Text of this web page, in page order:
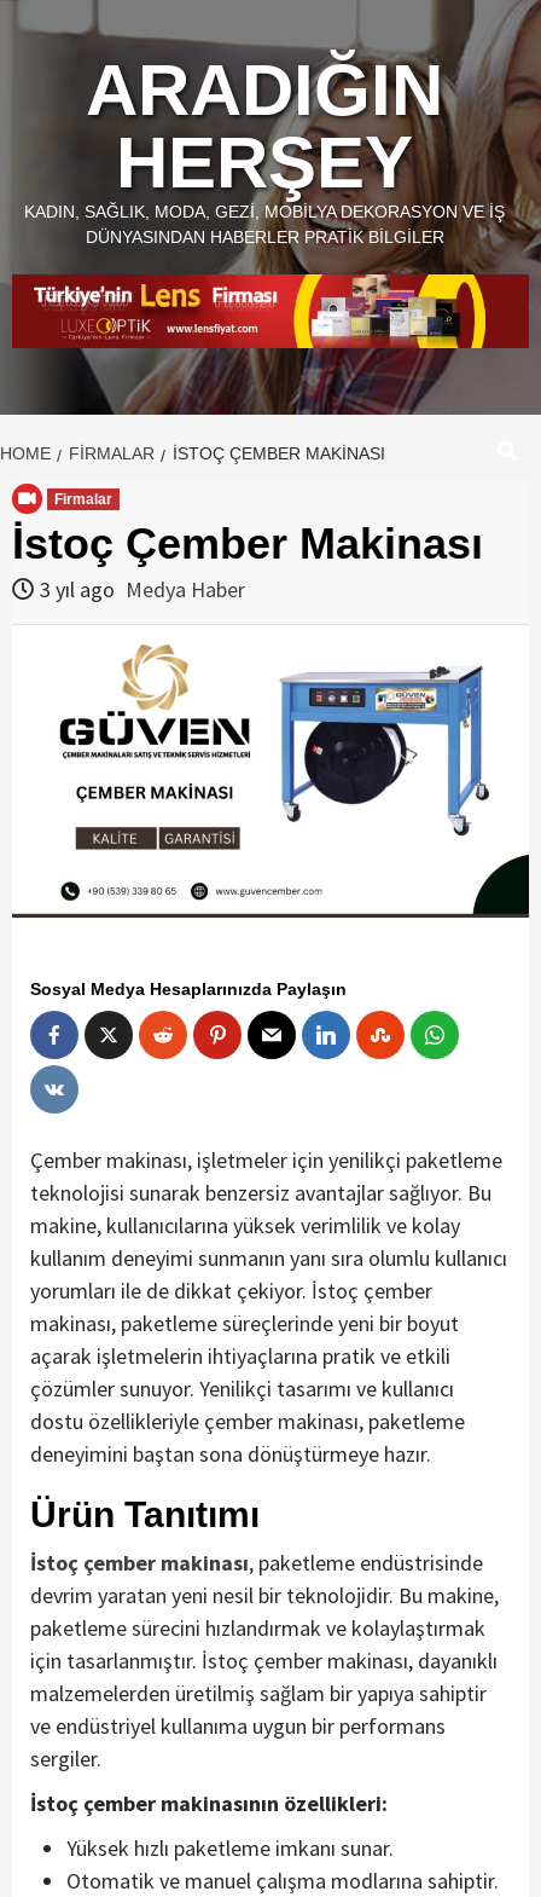
ARADIĞIN
HERŞEY
KADIN, SAĞLIK, MODA, GEZI, MOBILYA DEKORASYON VE İŞ
DÜNYASINDAN HABERLER PRATIK BILGILER
HOME FIRMALAR İSTOÇ ÇEMBER MAKINASI
Firmalar
İstoç Çember Makinası
3 yıl ago Medya Haber
Sosyal Medya Hesaplarınızda Paylaşın
Çember makinası, işletmeler için yenilikçi paketleme
teknolojisi sunarak benzersiz avantajlar sağlıyor. Bu
makine, kullanıcılarına yüksek verimlilik ve kolay
kullanım deneyimi sunmanın yanı sıra olumlu kullanıcı
yorumları ile de dikkat çekiyor. İstoç çember
makinası, paketleme süreçlerinde yeni bir boyut
açarak işletmelerin ihtiyaçlarına pratik ve etkili
çözümler sunuyor. Yenilikçi tasarımı ve kullanıcı
dostu özellikleriyle çember makinası, paketleme
deneyimini baştan sona dönüştürmeye hazır.
Ürün Tanıtımı
İstoç çember makinası, paketleme endüstrisinde
devrim yaratan yeni nesil bir teknolojidir. Bu makine,
paketleme sürecini hızlandırmak ve kolaylaştırmak
için tasarlanmıştır. İstoç çember makinası, dayanıklı
malzemelerden üretilmiş sağlam bir yapıya sahiptir
ve endüstriyel kullanıma uygun bir performans
sergiler.
İstoç çember makinasının özellikleri:
Yüksek hızlı paketleme imkanı sunar.
Otomatik ve manuel çalışma modlarına sahiptir.